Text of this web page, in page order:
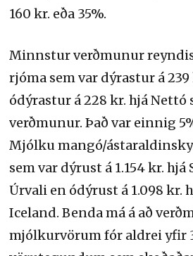
160 kr. eða 35%.
Minnstur verðmunur
rjóma sem var dýrastur á
ódýrastur á 228 kr. hjá Nettó
verðmunur. Það var einnig
Mjólku mangó/
sem var dýrust á 1.154 kr.
Úrvali en ódýrust á 1.098 kr.
Iceland. Benda má á að
mjólkurvörum fór aldrei yfir